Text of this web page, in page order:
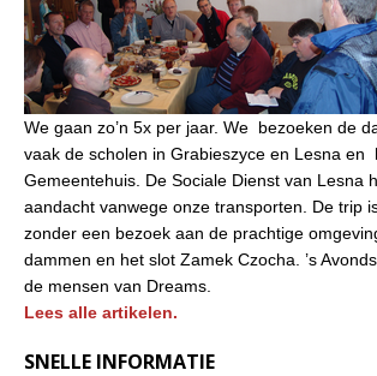
We gaan zo’n 5x per jaar. We bezoeken de
vaak de scholen in Grabieszyce en Lesna en
Gemeentehuis. De Sociale Dienst van Lesna
aandacht vanwege onze transporten. De trip
zonder een bezoek aan de prachtige
dammen en het slot Zamek Czocha. ’s
de mensen van Dreams.
Lees alle artikelen.
SNELLE INFORMATIE